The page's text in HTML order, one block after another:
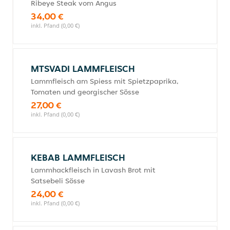
Ribeye Steak vom Angus
34,00 €
inkl. Pfand (0,00 €)
MTSVADI LAMMFLEISCH
Lammfleisch am Spiess mit Spietzpaprika,
Tomaten und georgischer Sösse
27,00 €
inkl. Pfand (0,00 €)
KEBAB LAMMFLEISCH
Lammhackfleisch in Lavash Brot mit
Satsebeli Sösse
24,00 €
inkl. Pfand (0,00 €)